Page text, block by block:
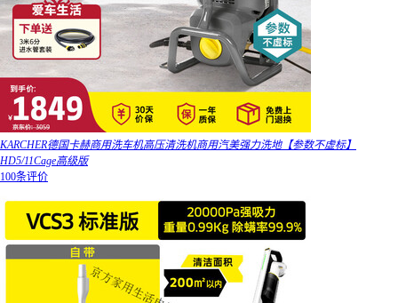
KARCHER德国卡赫商用洗车机高压清洗机商用汽美强力洗地【参数不虚标】
HD5/11Cage高级版
100条评价